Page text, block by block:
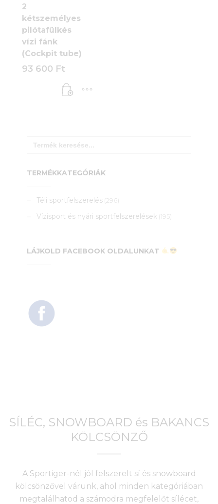
2
kétszemélyes
pilótafülkés
vízi fánk
(Cockpit tube)
93 600 Ft
for:
TERMÉKKATEGÓRIÁK
Téli sportfelszerelés (296)
Vízisport és nyári sportfelszerelések (195)
LÁJKOLD FACEBOOK OLDALUNKAT
SÍLÉC, SNOWBOARD és BAKANCS
KÖLCSÖNZŐ
A Sportiger-nél jól felszerelt sí és snowboard
kölcsönzővel várunk, ahol minden kategóriában
megtalálhatod a számodra megfelelőt sílécet,